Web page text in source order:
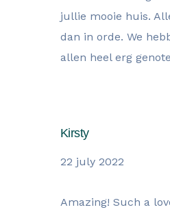
jullie mooie huis.
dan in orde. We
allen heel erg
Kirsty
22 july 2022
Amazing! Such a